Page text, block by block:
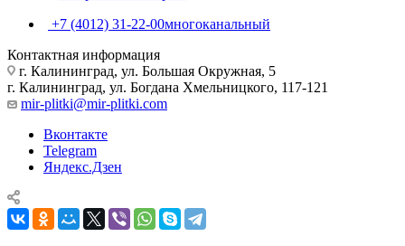
+7 (4012) 31-22-00многоканальный
Контактная информация
г. Калининград, ул. Большая Окружная, 5
г. Калининград, ул. Богдана Хмельницкого, 117-121
mir-plitki@mir-plitki.com
Вконтакте
Telegram
Яндекс.Дзен